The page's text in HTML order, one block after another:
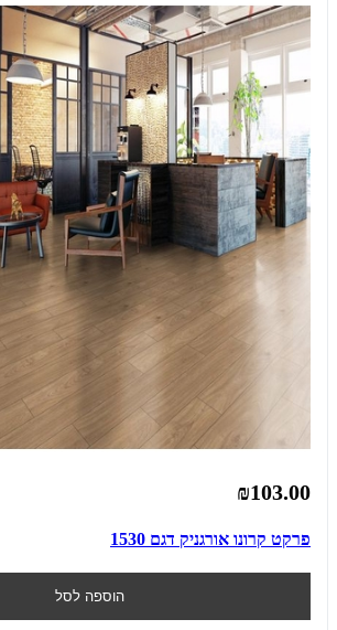
₪103.00
פרקט קרונו אורגניק דגם 1530
הוספה לסל